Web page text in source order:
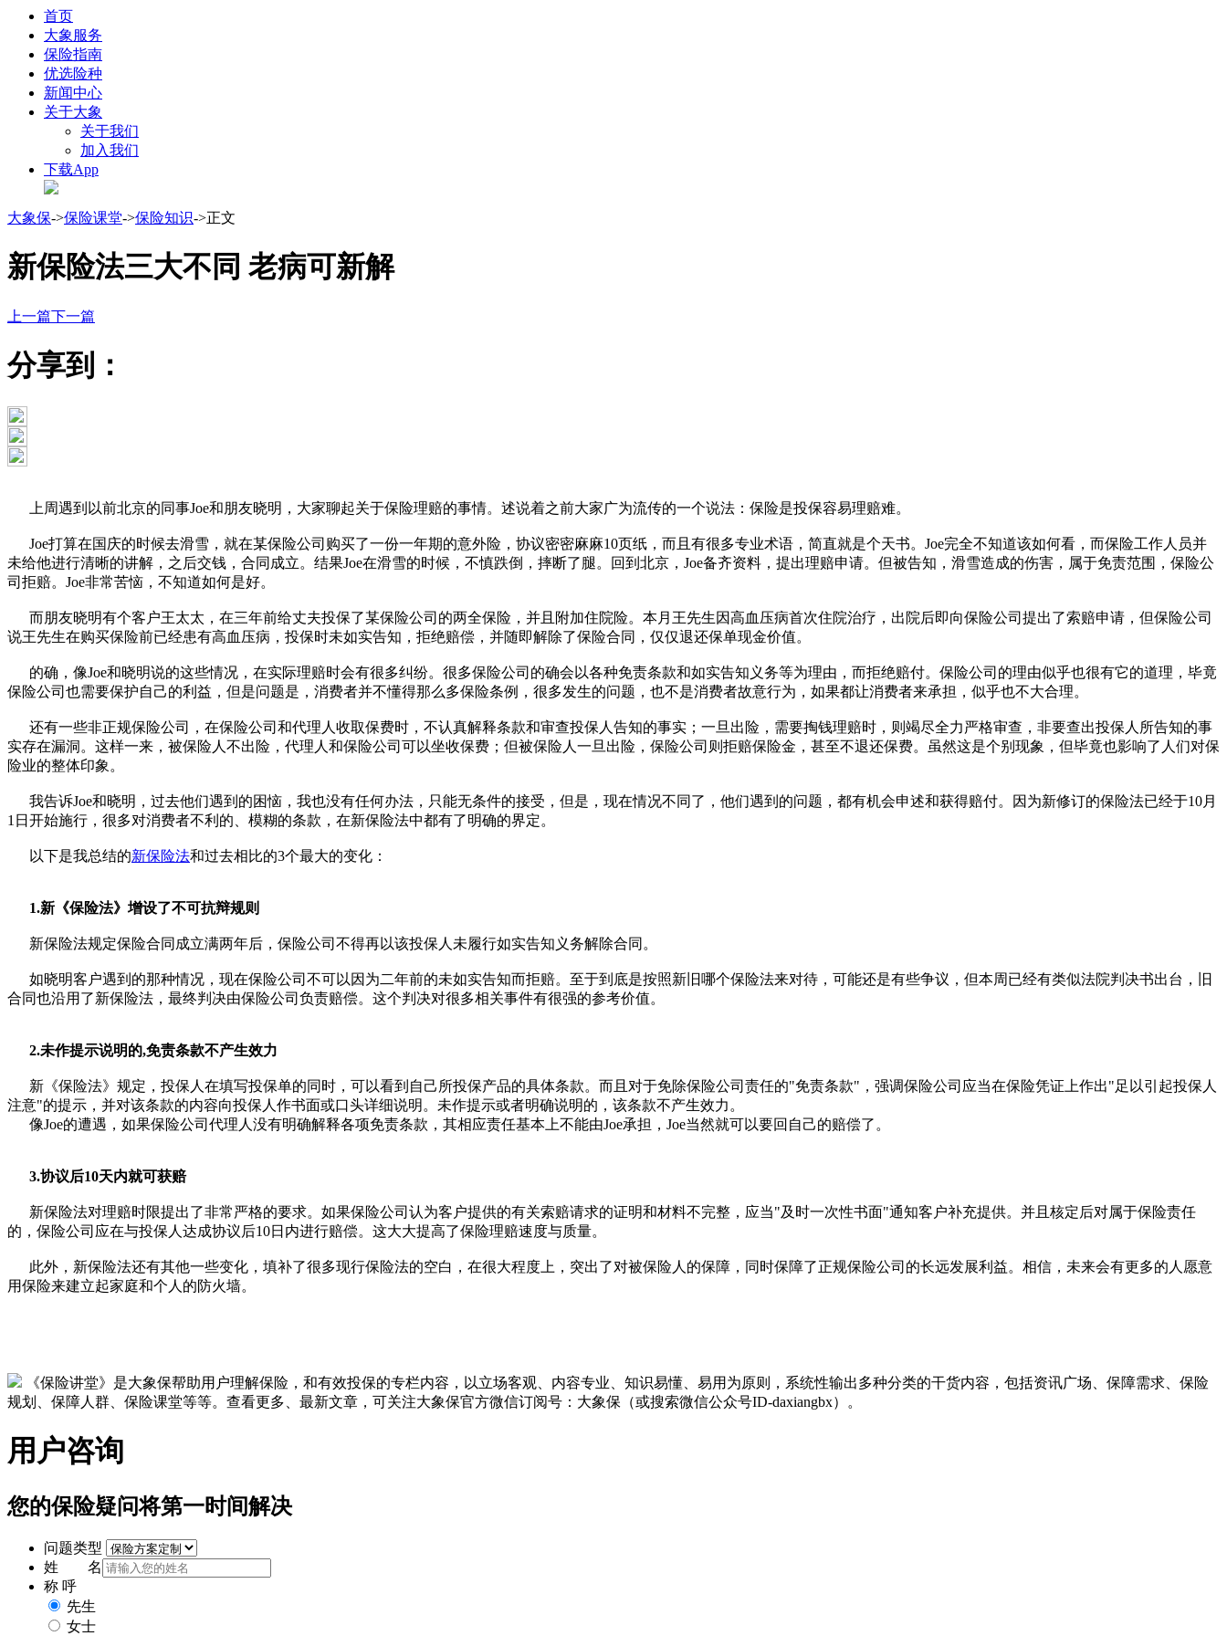
首页
大象服务
保险指南
优选险种
新闻中心
关于大象
关于我们
加入我们
下载App
大象保->保险课堂->保险知识->正文
新保险法三大不同 老病可新解
上一篇下一篇
分享到：
上周遇到以前北京的同事Joe和朋友晓明，大家聊起关于保险理赔的事情。述说着之前大家广为流传的一个说法：保险是投保容易理赔难。
Joe打算在国庆的时候去滑雪，就在某保险公司购买了一份一年期的意外险，协议密密麻麻10页纸，而且有很多专业术语，简直就是个天书。Joe完全不知道该如何看，而保险工作人员并
未给他进行清晰的讲解，之后交钱，合同成立。结果Joe在滑雪的时候，不慎跌倒，摔断了腿。回到北京，Joe备齐资料，提出理赔申请。但被告知，滑雪造成的伤害，属于免责范围，保险公
司拒赔。Joe非常苦恼，不知道如何是好。
而朋友晓明有个客户王太太，在三年前给丈夫投保了某保险公司的两全保险，并且附加住院险。本月王先生因高血压病首次住院治疗，出院后即向保险公司提出了索赔申请，但保险公司
说王先生在购买保险前已经患有高血压病，投保时未如实告知，拒绝赔偿，并随即解除了保险合同，仅仅退还保单现金价值。
的确，像Joe和晓明说的这些情况，在实际理赔时会有很多纠纷。很多保险公司的确会以各种免责条款和如实告知义务等为理由，而拒绝赔付。保险公司的理由似乎也很有它的道理，毕竟
保险公司也需要保护自己的利益，但是问题是，消费者并不懂得那么多保险条例，很多发生的问题，也不是消费者故意行为，如果都让消费者来承担，似乎也不大合理。
还有一些非正规保险公司，在保险公司和代理人收取保费时，不认真解释条款和审查投保人告知的事实；一旦出险，需要掏钱理赔时，则竭尽全力严格审查，非要查出投保人所告知的事
实存在漏洞。这样一来，被保险人不出险，代理人和保险公司可以坐收保费；但被保险人一旦出险，保险公司则拒赔保险金，甚至不退还保费。虽然这是个别现象，但毕竟也影响了人们对保
险业的整体印象。
我告诉Joe和晓明，过去他们遇到的困恼，我也没有任何办法，只能无条件的接受，但是，现在情况不同了，他们遇到的问题，都有机会申述和获得赔付。因为新修订的保险法已经于10月
1日开始施行，很多对消费者不利的、模糊的条款，在新保险法中都有了明确的界定。
以下是我总结的新保险法和过去相比的3个最大的变化：
1.新《保险法》增设了不可抗辩规则
新保险法规定保险合同成立满两年后，保险公司不得再以该投保人未履行如实告知义务解除合同。
如晓明客户遇到的那种情况，现在保险公司不可以因为二年前的未如实告知而拒赔。至于到底是按照新旧哪个保险法来对待，可能还是有些争议，但本周已经有类似法院判决书出台，旧
合同也沿用了新保险法，最终判决由保险公司负责赔偿。这个判决对很多相关事件有很强的参考价值。
2.未作提示说明的,免责条款不产生效力
新《保险法》规定，投保人在填写投保单的同时，可以看到自己所投保产品的具体条款。而且对于免除保险公司责任的"免责条款"，强调保险公司应当在保险凭证上作出"足以引起投保人
注意"的提示，并对该条款的内容向投保人作书面或口头详细说明。未作提示或者明确说明的，该条款不产生效力。
像Joe的遭遇，如果保险公司代理人没有明确解释各项免责条款，其相应责任基本上不能由Joe承担，Joe当然就可以要回自己的赔偿了。
3.协议后10天内就可获赔
新保险法对理赔时限提出了非常严格的要求。如果保险公司认为客户提供的有关索赔请求的证明和材料不完整，应当"及时一次性书面"通知客户补充提供。并且核定后对属于保险责任
的，保险公司应在与投保人达成协议后10日内进行赔偿。这大大提高了保险理赔速度与质量。
此外，新保险法还有其他一些变化，填补了很多现行保险法的空白，在很大程度上，突出了对被保险人的保障，同时保障了正规保险公司的长远发展利益。相信，未来会有更多的人愿意
用保险来建立起家庭和个人的防火墙。
《保险讲堂》是大象保帮助用户理解保险，和有效投保的专栏内容，以立场客观、内容专业、知识易懂、易用为原则，系统性输出多种分类的干货内容，包括资讯广场、保障需求、保险
规划、保障人群、保险课堂等等。查看更多、最新文章，可关注大象保官方微信订阅号：大象保（或搜索微信公众号ID-daxiangbx）。
用户咨询
您的保险疑问将第一时间解决
问题类型
姓 名
称 呼
先生
女士